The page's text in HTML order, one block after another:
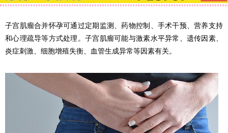
子宫肌瘤合并怀孕可通过定期监测、药物控制、手术干预、营养支持
和心理疏导等方式处理。子宫肌瘤可能与激素水平异常、遗传因素、
炎症刺激、细胞增殖失衡、血管生成异常等因素有关。